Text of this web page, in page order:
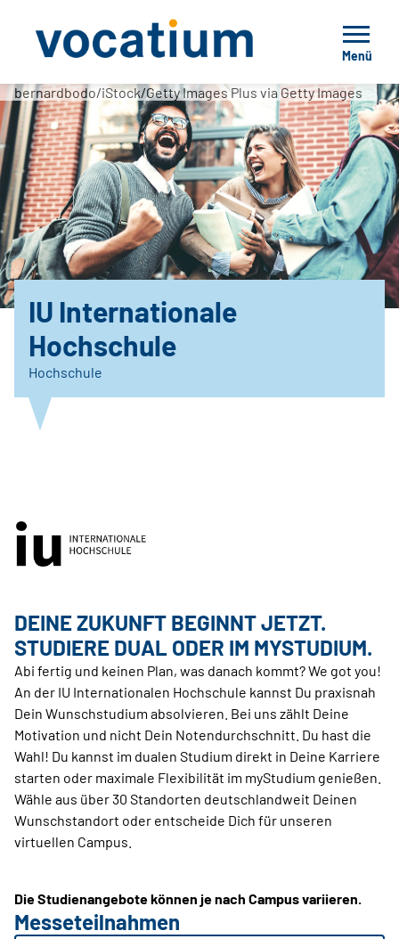
Menü
bernardbodo/iStock/Getty Images Plus via Getty Images
IU Internationale
Hochschule
Hochschule
DEINE ZUKUNFT BEGINNT JETZT.
STUDIERE DUAL ODER IM MYSTUDIUM.
Abi fertig und keinen Plan, was danach kommt? We got you!
An der IU Internationalen Hochschule kannst Du praxisnah
Dein Wunschstudium absolvieren. Bei uns zählt Deine
Motivation und nicht Dein Notendurchschnitt. Du hast die
Wahl! Du kannst im dualen Studium direkt in Deine Karriere
starten oder maximale Flexibilität im myStudium genießen.
Wähle aus über 30 Standorten deutschlandweit Deinen
Wunschstandort oder entscheide Dich für unseren
virtuellen Campus.
Die Studienangebote können je nach Campus variieren.
Messeteilnahmen